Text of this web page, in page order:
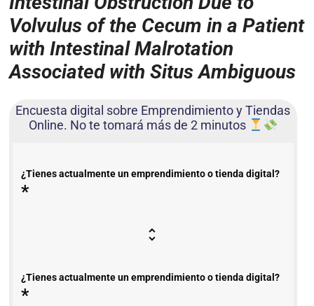
Volvulus of the Cecum in a Patient
with Intestinal Malrotation
Associated with Situs Ambiguous
Encuesta digital sobre Emprendimiento y Tiendas
Online. No te tomará más de 2 minutos
¿Tienes actualmente un emprendimiento o tienda digital?
*
¿Tienes actualmente un emprendimiento o tienda digital?
*